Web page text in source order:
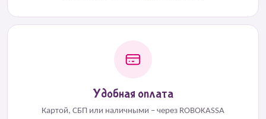
Удобная оплата
Картой, СБП или наличными – через ROBOKASSA